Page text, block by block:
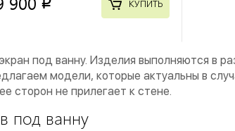
КУПИТЬ
под ванну. Изделия выполняются в
модели, которые актуальны в
сторон не прилегает к стене.
под ванну